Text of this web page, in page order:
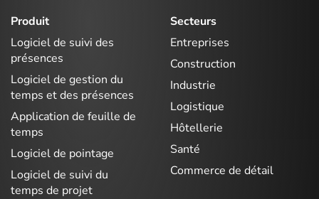
Produit
Logiciel de suivi des
présences
Logiciel de gestion du
temps et des présences
Application de feuille de
temps
Logiciel de pointage
Logiciel de suivi du
temps de projet
Secteurs
Entreprises
Construction
Industrie
Logistique
Hôtellerie
Santé
Commerce de détail